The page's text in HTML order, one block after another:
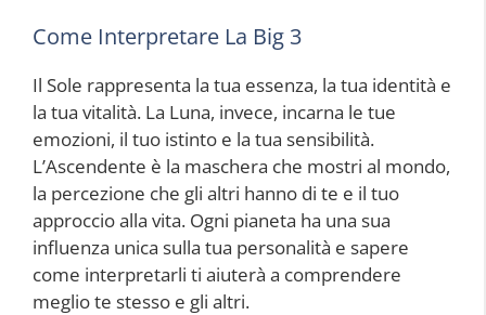
Come Interpretare La Big 3
Il Sole rappresenta la tua essenza, la tua identità e
la tua vitalità. La Luna, invece, incarna le tue
emozioni, il tuo istinto e la tua sensibilità.
L’Ascendente è la maschera che mostri al mondo,
la percezione che gli altri hanno di te e il tuo
approccio alla vita. Ogni pianeta ha una sua
influenza unica sulla tua personalità e sapere
come interpretarli ti aiuterà a comprendere
meglio te stesso e gli altri.